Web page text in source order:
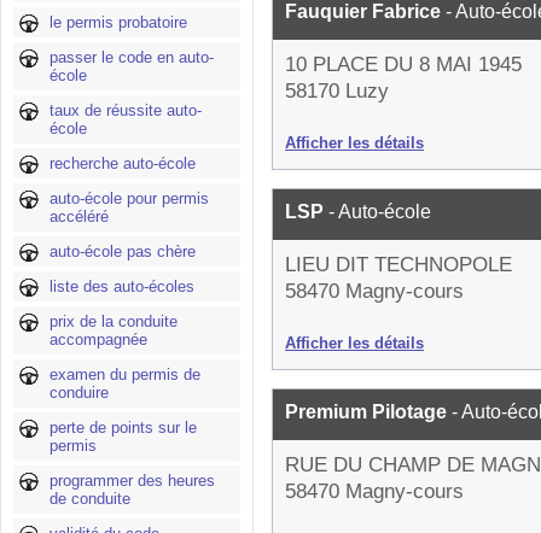
le permis probatoire
passer le code en auto-
école
taux de réussite auto-
école
recherche auto-école
auto-école pour permis
accéléré
auto-école pas chère
liste des auto-écoles
prix de la conduite
accompagnée
examen du permis de
conduire
perte de points sur le
permis
programmer des heures
de conduite
Fauquier Fabrice - Auto-
10 PLACE DU 8 MAI 1945
58170 Luzy
Afficher les détails
LSP - Auto-école
LIEU DIT TECHNOPOLE
58470 Magny-cours
Afficher les détails
Premium Pilotage - Auto-
RUE DU CHAMP DE
58470 Magny-cours